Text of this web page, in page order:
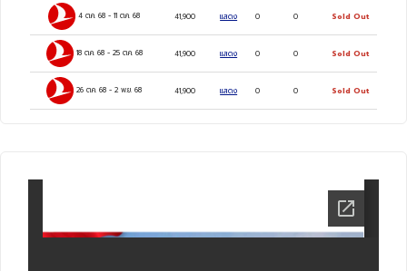
4 ต.ค. 68 -11 ต.ค. 68 41,900 แสดง 0 0 Sold Out
18 ต.ค. 68- 25 ต.ค. 68 41,900 แสดง 0 0 Sold Out
26 ต.ค. 68 -2 พ.ย. 68 41,900 แสดง 0 0 Sold Out